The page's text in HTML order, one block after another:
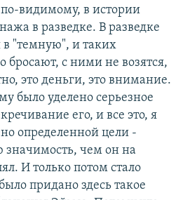
видимому, в истории
в разведке. В разведке
в "темную", и таких
бросают, с ними не возятся,
это деньги, это внимание.
было уделено серьезное
его, и все это, я
определенной цели -
чем он на
И только потом стало
придано здесь такое